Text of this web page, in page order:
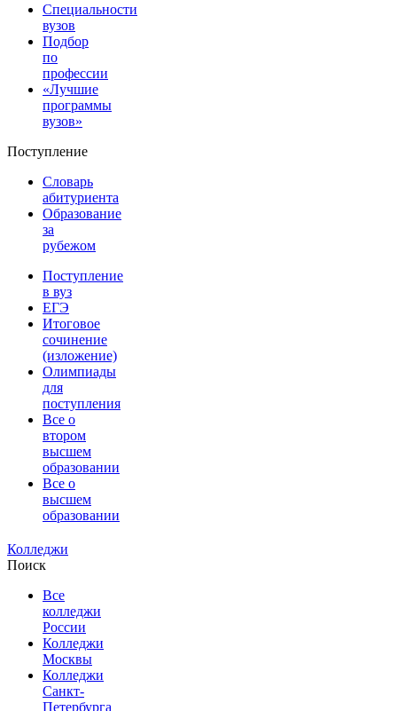
Специальности
вузов
Подбор
по
профессии
«Лучшие
программы
вузов»
Поступление
Словарь
абитуриента
Образование
за
рубежом
Поступление
в вуз
ЕГЭ
Итоговое
сочинение
(изложение)
Олимпиады
для
поступления
Все о
втором
высшем
образовании
Все о
высшем
образовании
Колледжи
Поиск
Все
колледжи
России
Колледжи
Москвы
Колледжи
Санкт-
Петербурга